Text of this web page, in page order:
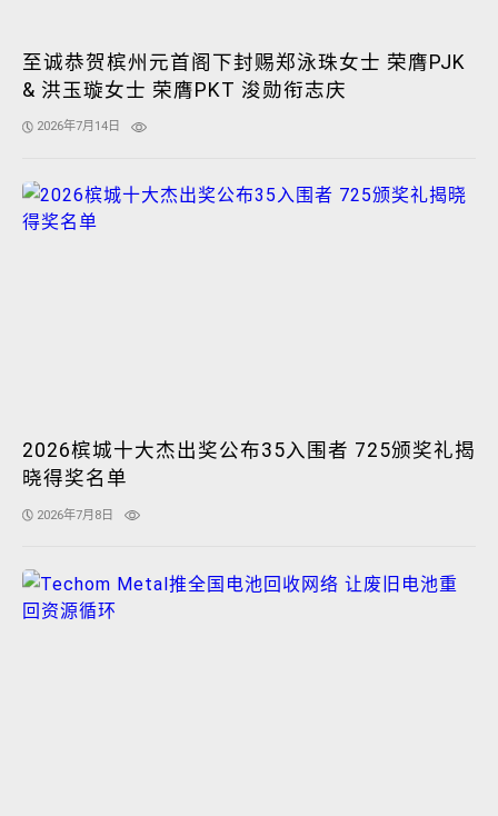
至诚恭贺槟州元首阁下封赐郑泳珠女士 荣膺PJK
& 洪玉璇女士 荣膺PKT 浚勋衔志庆
2026年7月14日
2026槟城十大杰出奖公布35入围者 725颁奖礼揭
晓得奖名单
2026年7月8日